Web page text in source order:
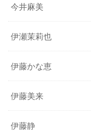
今井麻美
伊瀬茉莉也
伊藤かな恵
伊藤美来
伊藤静